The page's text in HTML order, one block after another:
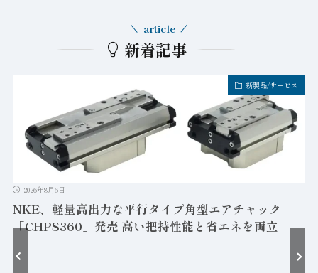
新着記事
article
新製品/サービス
2026年8月6日
NKE、軽量高出力な平行タイプ角型エアチャック
「CHPS360」発売 高い把持性能と省エネを両立